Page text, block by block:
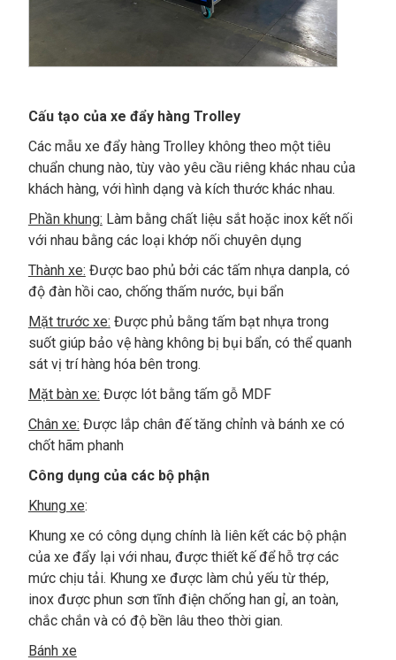
Cấu tạo của xe đẩy hàng Trolley
Các mẫu xe đẩy hàng Trolley không theo một tiêu
chuẩn chung nào, tùy vào yêu cầu riêng khác nhau của
khách hàng, với hình dạng và kích thước khác nhau.
Phần khung: Làm bằng chất liệu sắt hoặc inox kết nối
với nhau bằng các loại khớp nối chuyên dụng
Thành xe: Được bao phủ bởi các tấm nhựa danpla, có
độ đàn hồi cao, chống thấm nước, bụi bẩn
Mặt trước xe: Được phủ bằng tấm bạt nhựa trong
suốt giúp bảo vệ hàng không bị bụi bẩn, có thể quanh
sát vị trí hàng hóa bên trong.
Mặt bàn xe: Được lót bằng tấm gỗ MDF
Chân xe: Được lắp chân đế tăng chỉnh và bánh xe có
chốt hãm phanh
Công dụng của các bộ phận
Khung xe:
Khung xe có công dụng chính là liên kết các bộ phận
của xe đẩy lại với nhau, được thiết kế để hỗ trợ các
mức chịu tải. Khung xe được làm chủ yếu từ thép,
inox được phun sơn tĩnh điện chống han gỉ, an toàn,
chắc chắn và có độ bền lâu theo thời gian.
Bánh xe